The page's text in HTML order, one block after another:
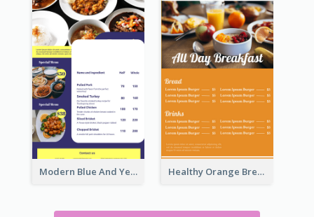
Modern Blue And Yellow Cuisine Menu Design Template Healthy Orange Breakfast Restaurants Menu Design Ideas